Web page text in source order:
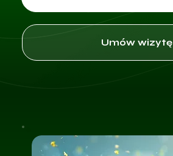
Umów wizytę